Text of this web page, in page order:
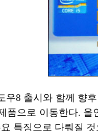
우8 출시와 함께 향
품으로 이동한다.
특징으로 다뤄질